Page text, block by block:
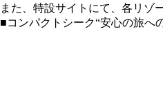
また、特設サイトにて、各リゾ
■コンパクトシーク“安心の旅へ